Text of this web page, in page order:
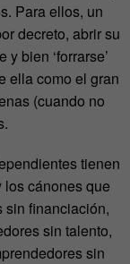
Para ellos, un
decreto, abrir su
bien ‘forrarse’
ella como el gran
(cuando no
tienen
cánones que
sin financiación,
sin talento,
sin